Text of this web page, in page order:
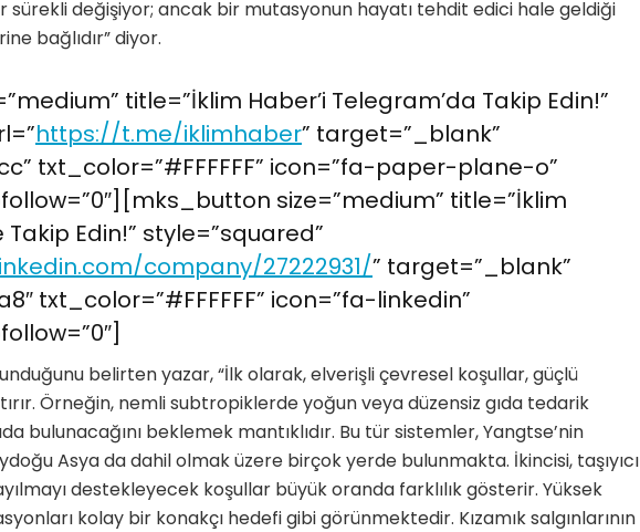
sürekli değişiyor; ancak bir mutasyonun hayatı tehdit edici hale geldiği
bağlıdır” diyor.
title=”İklim Haber’i Telegram’da Takip Edin!”
https://t.me/iklimhaber” target=”_blank”
txt_color=”#FFFFFF” icon=”fa-paper-plane-o”
size=”medium” title=”İklim
Takip Edin!” style=”squared”
company/27222931/” target=”_blank”
txt_color=”#FFFFFF” icon=”fa-linkedin”
belirten yazar, “İlk olarak, elverişli çevresel koşullar, güçlü
Örneğin, nemli subtropiklerde yoğun veya düzensiz gıda tedarik
bulunacağını beklemek mantıklıdır. Bu tür sistemler, Yangtse’nin
Asya da dahil olmak üzere birçok yerde bulunmakta. İkincisi, taşıyıcı
destekleyecek koşullar büyük oranda farklılık gösterir. Yüksek
kolay bir konakçı hedefi gibi görünmektedir. Kızamık salgınlarının